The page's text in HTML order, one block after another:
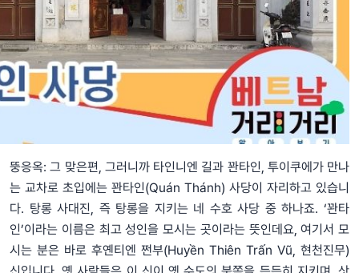
뚱응옥: 그 맞은편, 그러니까 타인니엔 길과 꽌타인, 투이쿠에가 만나
는 교차로 초입에는 꽌타인(Quán Thánh) 사당이 자리하고 있습니
다. 탕롱 사대진, 즉 탕롱을 지키는 네 수호 사당 중 하나죠. ‘꽌타
인’이라는 이름은 최고 성인을 모시는 곳이라는 뜻인데요, 여기서 모
시는 분은 바로 후옌티엔 쩐부(Huyền Thiên Trấn Vũ, 현천진무)